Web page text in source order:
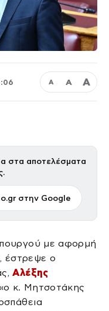
Α Α Α
στα αποτελέσματα
στην Google
με αφορμή
έστρεψε ο
Αλέξης
κ. Μητσοτάκης